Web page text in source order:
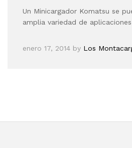
Un Minicargador Komatsu se
amplia variedad de
enero 17, 2014 by Los